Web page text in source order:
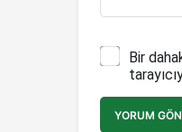
Bir
YORUM